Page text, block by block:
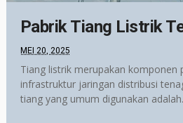
Pabrik Tiang Listrik
MEI 20, 2025
Tiang listrik merupakan komponen
infrastruktur jaringan distribusi
tiang yang umum digunakan